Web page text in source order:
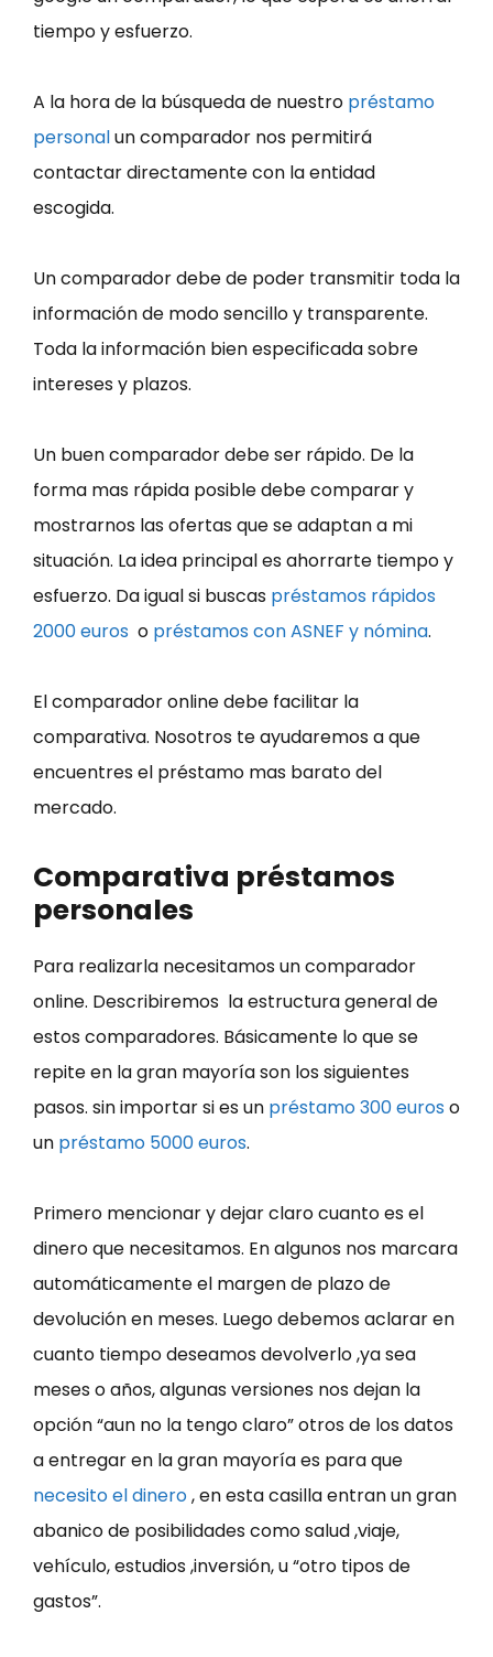
tiempo y esfuerzo.
A la hora de la búsqueda de nuestro préstamo
personalun comparador nos permitirá
contactar directamente con la entidad
escogida.
Un comparador debe de poder transmitir toda la
información de modo sencillo y transparente.
Toda la información bien especificada sobre
intereses y plazos.
Un buen comparador debe ser rápido. De la
forma mas rápida posible debe comparar y
mostrarnos las ofertas que se adaptan a mi
situación. La idea principal es ahorrarte tiempo y
esfuerzo. Da igual si buscas préstamos rápidos
2000 euros o préstamos con ASNEF y nómina.
El comparador online debe facilitar la
comparativa. Nosotros te ayudaremos a que
encuentres el préstamo mas barato del
mercado.
Comparativa préstamos
personales
Para realizarla necesitamos un comparador
online. Describiremos la estructura general de
estos comparadores. Básicamente lo que se
repite en la gran mayoría son los siguientes
pasos. sin importar si es un préstamo 300 euros o
un préstamo 5000 euros.
Primero mencionar y dejar claro cuanto es el
dinero que necesitamos. En algunos nos marcara
automáticamente el margen de plazo de
devolución en meses. Luego debemos aclarar en
cuanto tiempo deseamos devolverlo ,ya sea
meses o años, algunas versiones nos dejan la
opción “aun no la tengo claro” otros de los datos
a entregar en la gran mayoría es para que
necesito el dinero, en esta casilla entran un gran
abanico de posibilidades como salud ,viaje,
vehículo, estudios ,inversión, u “otro tipos de
gastos”.